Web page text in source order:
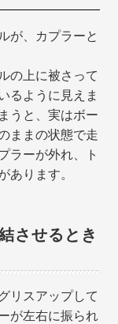
が、カプラーと
の上に被さって
るように見えま
うと、実はボー
ままの状態で走
ラーが外れ、ト
あります。
させるとき
リスアップして
が左右に振られ